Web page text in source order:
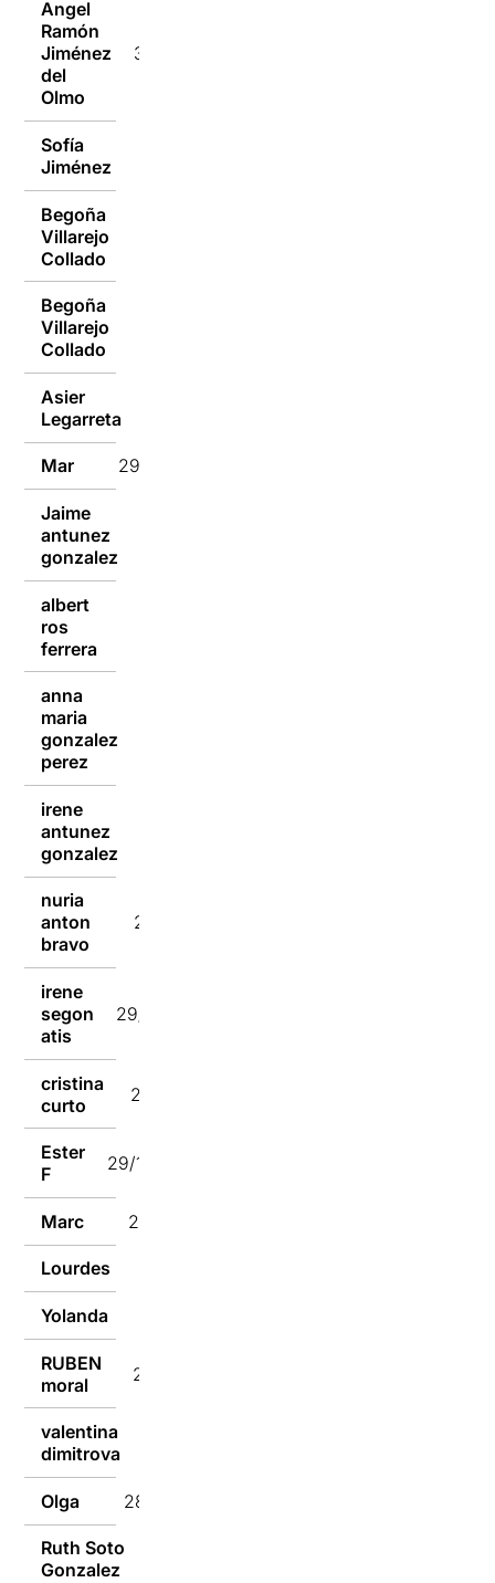
Angel
Ramón
Jiménez
del
Olmo
30/12/2021
Sofía
Jiménez
Begoña
Villarejo
Collado
Begoña
Villarejo
Collado
Asier
Legarreta
Mar 29/12/2021
Jaime
antunez
gonzalez
albert
ros
ferrera
anna
maria
gonzalez
perez
irene
antunez
gonzalez
nuria
anton
bravo
29/12/2021
irene
segon
atis
29/12/2021
cristina
curto
29/12/2021
Ester
F
29/12/2021
Marc 29/12/2021
Lourdes
Yolanda
RUBEN
moral
28/12/2021
valentina
dimitrova
Olga 28/12/2021
Ruth Soto
Gonzalez